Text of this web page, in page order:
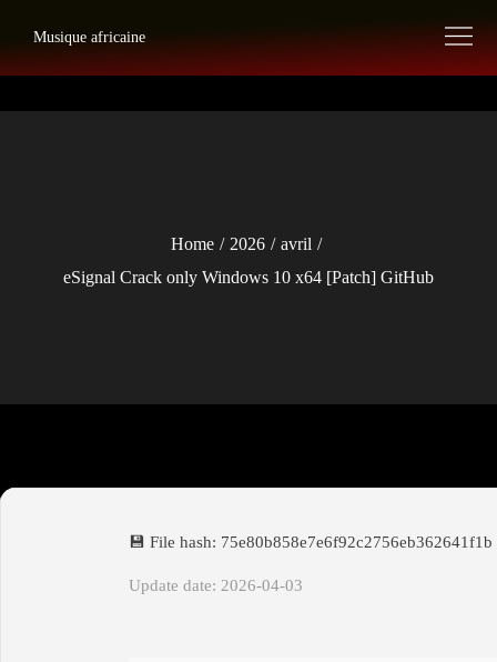
content
Musique africaine
Home 2026
avril
eSignal Crack only Windows 10 x64 [Patch] GitHub
💾 File hash: 75e80b858e7e6f92c2756eb362641f1b
Update date: 2026-04-03